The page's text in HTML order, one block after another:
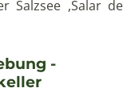
Salzsee ,Salar de
-